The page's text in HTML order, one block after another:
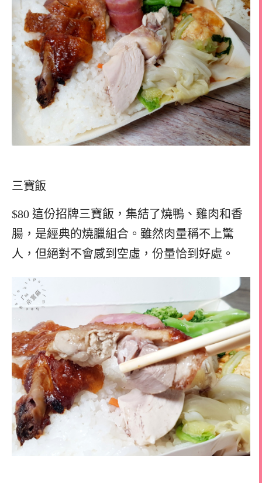
三寶飯
$80 這份招牌三寶飯，集結了燒鴨、雞肉和香
腸，是經典的燒臘組合。雖然肉量稱不上驚
人，但絕對不會感到空虛，份量恰到好處。